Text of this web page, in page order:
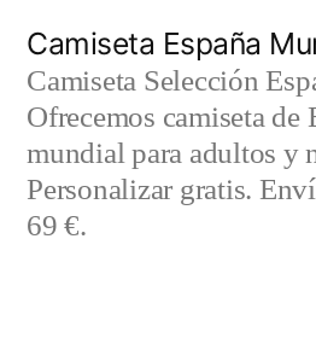
contenido
Camiseta España
Camiseta Selección
Ofrecemos camiseta de
mundial para adultos y
Personalizar gratis.
69 €.